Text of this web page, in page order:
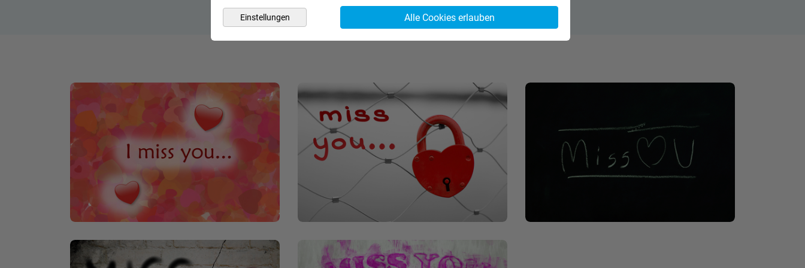
Einstellungen Alle Cookies erlauben